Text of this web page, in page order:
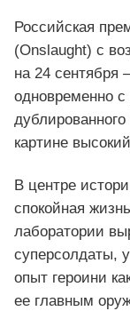
Российская
(Onslaught) с
на 24 сентября
одновременно
картине
В центре
спокойная
лаборатории
суперсолдаты,
опыт героини
ее главным